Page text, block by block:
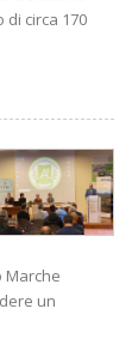
circa 170
Marche
un